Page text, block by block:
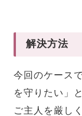
解決方法
今回のケース
を守りたい」
ご主人を厳し